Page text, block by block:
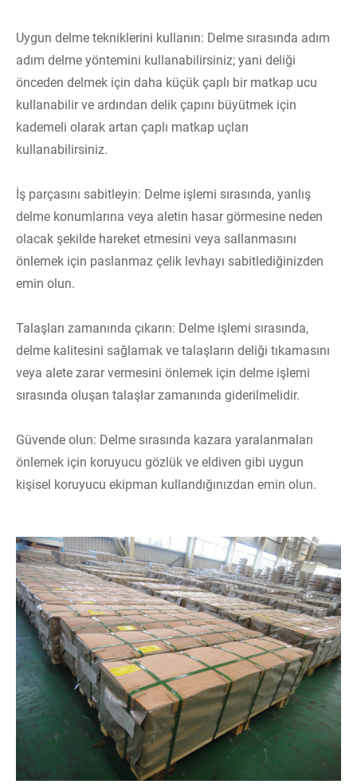
Uygun delme tekniklerini kullanın: Delme sırasında adım
adım delme yöntemini kullanabilirsiniz; yani deliği
önceden delmek için daha küçük çaplı bir matkap ucu
kullanabilir ve ardından delik çapını büyütmek için
kademeli olarak artan çaplı matkap uçları
kullanabilirsiniz.
İş parçasını sabitleyin: Delme işlemi sırasında, yanlış
delme konumlarına veya aletin hasar görmesine neden
olacak şekilde hareket etmesini veya sallanmasını
önlemek için paslanmaz çelik levhayı sabitlediğinizden
emin olun.
Talaşları zamanında çıkarın: Delme işlemi sırasında,
delme kalitesini sağlamak ve talaşların deliği tıkamasını
veya alete zarar vermesini önlemek için delme işlemi
sırasında oluşan talaşlar zamanında giderilmelidir.
Güvende olun: Delme sırasında kazara yaralanmaları
önlemek için koruyucu gözlük ve eldiven gibi uygun
kişisel koruyucu ekipman kullandığınızdan emin olun.